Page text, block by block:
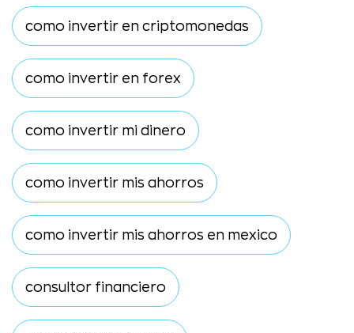
como invertir en criptomonedas
como invertir en forex
como invertir mi dinero
como invertir mis ahorros
como invertir mis ahorros en mexico
consultor financiero